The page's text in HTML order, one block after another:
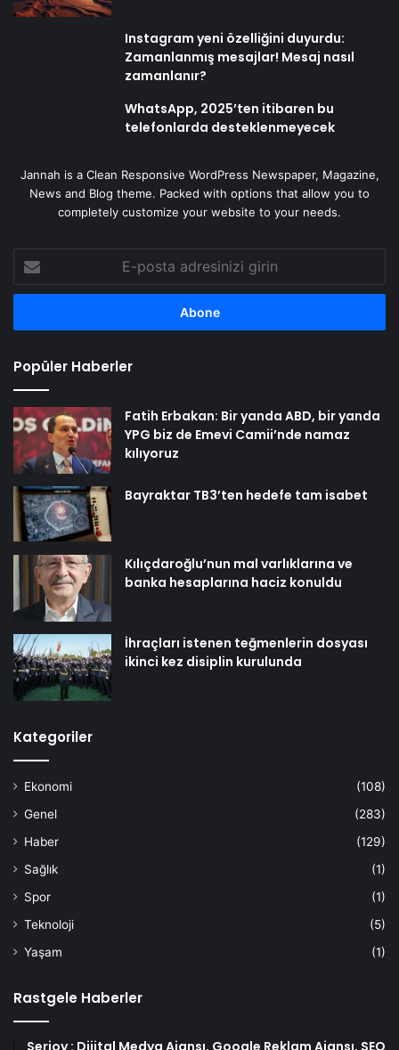
Instagram yeni özelliğini duyurdu:
Zamanlanmış mesajlar! Mesaj nasıl
zamanlanır?
WhatsApp, 2025’ten itibaren bu
telefonlarda desteklenmeyecek
Jannah is a Clean Responsive WordPress Newspaper, Magazine,
News and Blog theme. Packed with options that allow you to
completely customize your website to your needs.
posta
adresinizi
Popüler Haberler
Fatih Erbakan: Bir yanda ABD, bir yanda
YPG biz de Emevi Camii’nde namaz
kılıyoruz
Bayraktar TB3’ten hedefe tam isabet
Kılıçdaroğlu’nun mal varlıklarına ve
banka hesaplarına haciz konuldu
İhraçları istenen teğmenlerin dosyası
ikinci kez disiplin kurulunda
Kategoriler
Ekonomi
(108)
Genel
(283)
Haber
(129)
Sağlık
(1)
Spor
(1)
Teknoloji
(5)
Yaşam
(1)
Rastgele Haberler
Serjoy : Dijital Medya Ajansı, Google Reklam Ajansı, SEO